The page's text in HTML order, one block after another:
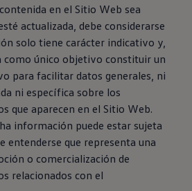
en el Sitio Web sea
actualizada, debe considerarse
solo tiene carácter indicativo y,
único objetivo constituir un
para facilitar datos generales, ni
ni específica sobre los
que aparecen en el Sitio Web.
información puede estar sujeta
entenderse que representa una
o comercialización de
relacionados con el